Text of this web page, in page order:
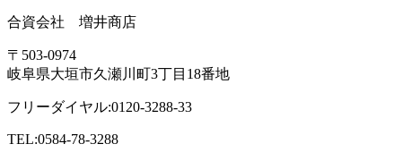
合資会社 増井商店
〒503-0974
岐阜県大垣市久瀬川町3丁目18番地
フリーダイヤル:0120-3288-33
TEL:0584-78-3288